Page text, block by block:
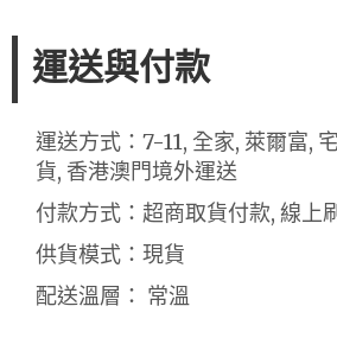
運送與付款
運送方式：7-11, 全家, 萊爾富,
貨, 香港澳門境外運送
付款方式：超商取貨付款, 線上
供貨模式：現貨
配送溫層： 常溫